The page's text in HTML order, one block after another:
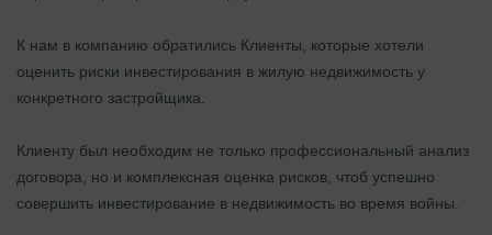
К нам в компанию обратились Клиенты, которые хотели
оценить риски инвестирования в жилую недвижимость у
конкретного застройщика.
Клиенту был необходим не только профессиональный анализ
договора, но и комплексная оценка рисков, чтоб успешно
совершить инвестирование в недвижимость во время войны.